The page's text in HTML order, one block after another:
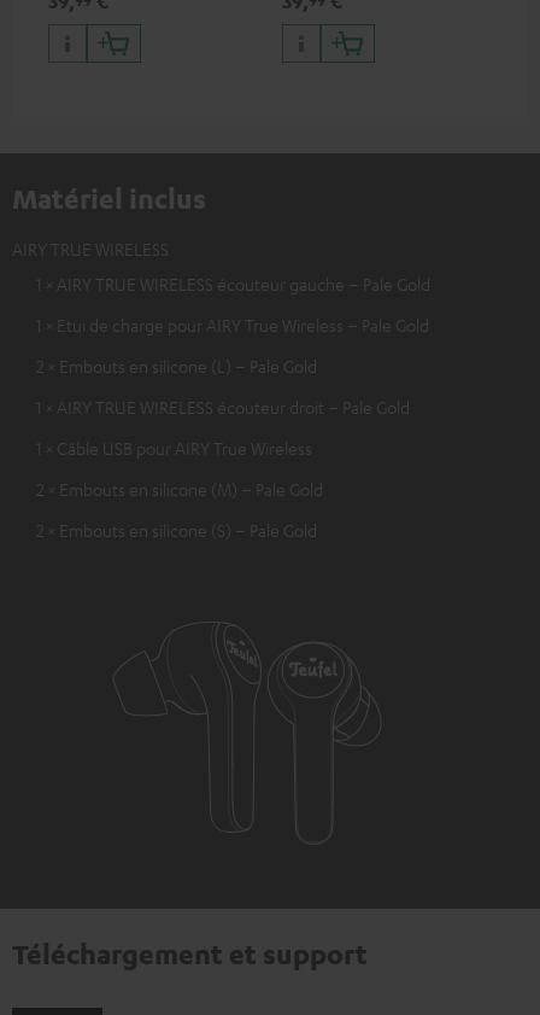
TWS
Matériel inclus
AIRY TRUE WIRELESS
1 × AIRY TRUE WIRELESS écouteur gauche – Pale Gold
1 × Etui de charge pour AIRY True Wireless – Pale Gold
2 × Embouts en silicone (L) – Pale Gold
1 × AIRY TRUE WIRELESS écouteur droit – Pale Gold
1 × Câble USB pour AIRY True Wireless
2 × Embouts en silicone (M) – Pale Gold
2 × Embouts en silicone (S) – Pale Gold
Téléchargement et support